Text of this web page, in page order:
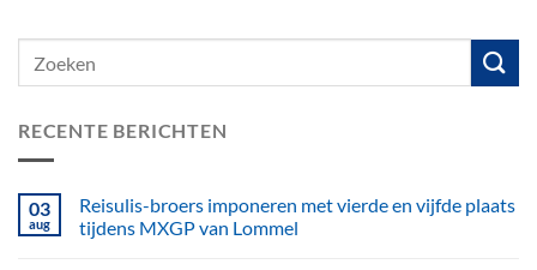
RECENTE BERICHTEN
03
aug
Reisulis-broers imponeren met vierde en vijfde plaats
tijdens MXGP van Lommel